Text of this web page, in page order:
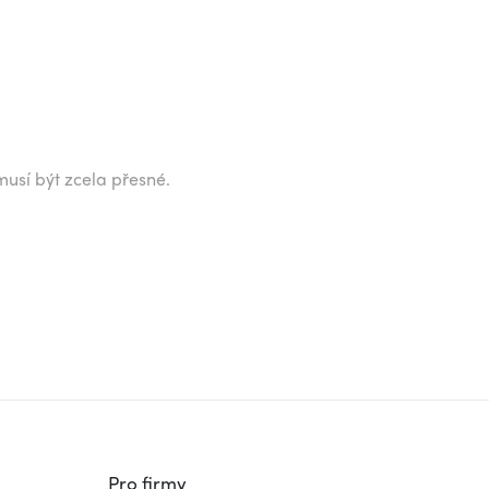
být zcela přesné.
Pro firmy